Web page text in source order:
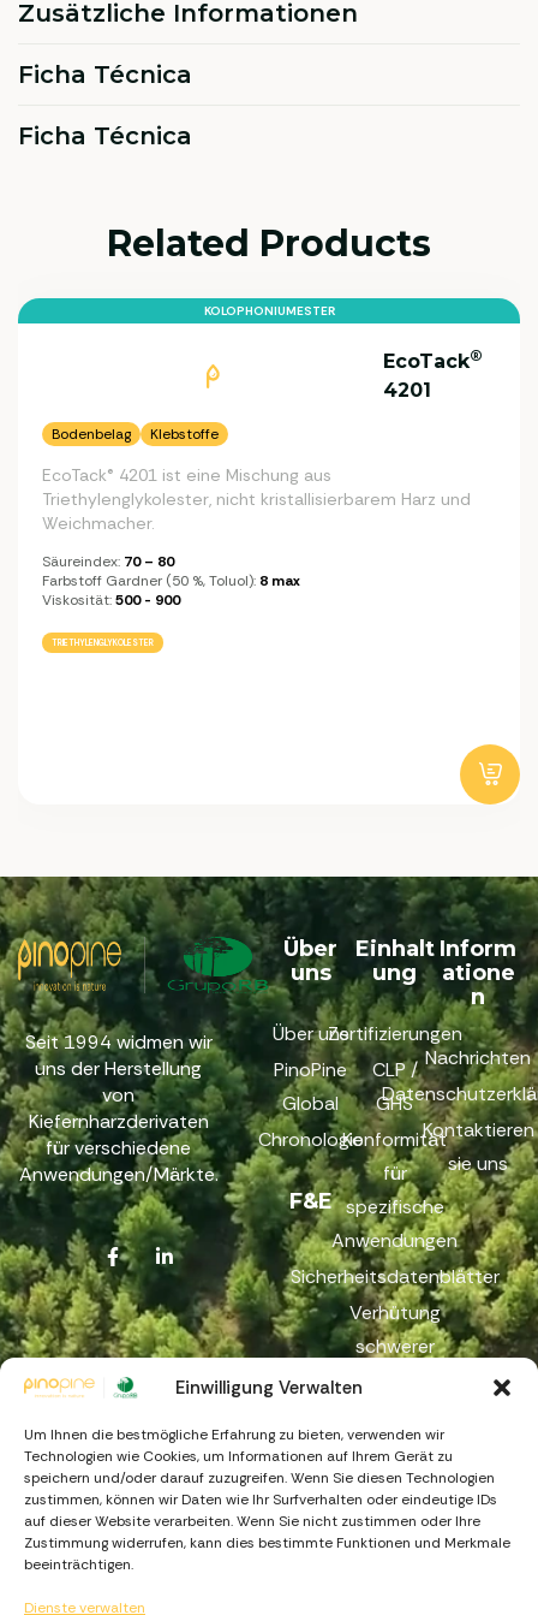
Einwilligung Verwalten
Um Ihnen die bestmögliche Erfahrung zu bieten, verwenden wir
Technologien wie Cookies, um Informationen auf Ihrem Gerät zu
speichern und/oder darauf zuzugreifen. Wenn Sie diesen Technologien
zustimmen, können wir Daten wie Ihr Surfverhalten oder eindeutige IDs
auf dieser Website verarbeiten. Wenn Sie nicht zustimmen oder Ihre
Zustimmung widerrufen, kann dies bestimmte Funktionen und Merkmale
beeinträchtigen.
Dienste verwalten
Zusätzliche Informationen
Ficha Técnica
Ficha Técnica
Related Products
KOLOPHONIUMESTER
EcoTack®
4201
Bodenbelag Klebstoffe
EcoTack® 4201 ist eine Mischung aus
Triethylenglykolester, nicht kristallisierbarem Harz und
Weichmacher.
Säureindex: 70 – 80
Farbstoff Gardner (50 %, Toluol): 8 max
Viskosität:500 - 900
TRIETHYLENGLYKOLESTER
Seit 1994 widmen wir
uns der Herstellung
von
Kiefernharzderivaten
für verschiedene
Anwendungen/Märkte.
Über
uns
Über uns
PinoPine
Global
Chronologie
F&E
Einhalt
ung
Zertifizierungen
CLP /
GHS
Konformität
für
spezifische
Anwendungen
Sicherheitsdatenblätter
Verhütung
schwerer
Beschwerdekanal
Inform
atione
n
Nachrichten
Kontaktieren
sie uns